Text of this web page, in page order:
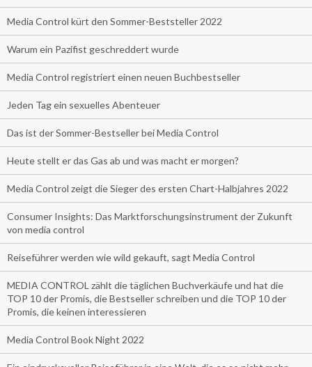
Media Control kürt den Sommer-Beststeller 2022
Warum ein Pazifist geschreddert wurde
Media Control registriert einen neuen Buchbestseller
Jeden Tag ein sexuelles Abenteuer
Das ist der Sommer-Bestseller bei Media Control
Heute stellt er das Gas ab und was macht er morgen?
Media Control zeigt die Sieger des ersten Chart-Halbjahres 2022
Consumer Insights: Das Marktforschungsinstrument der Zukunft
von media control
Reiseführer werden wie wild gekauft, sagt Media Control
MEDIA CONTROL zählt die täglichen Buchverkäufe und hat die
TOP 10 der Promis, die Bestseller schreiben und die TOP 10 der
Promis, die keinen interessieren
Media Control Book Night 2022